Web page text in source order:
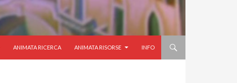
ANIMATA RICERCA ANIMATA RISORSE INFO